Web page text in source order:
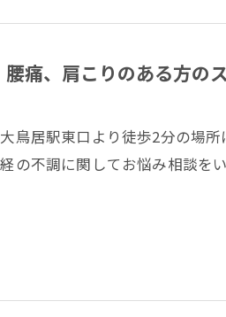
痛、肩こりのある方の
鳥居駅東口より徒歩2分の場
の不調に関してお悩み相談を